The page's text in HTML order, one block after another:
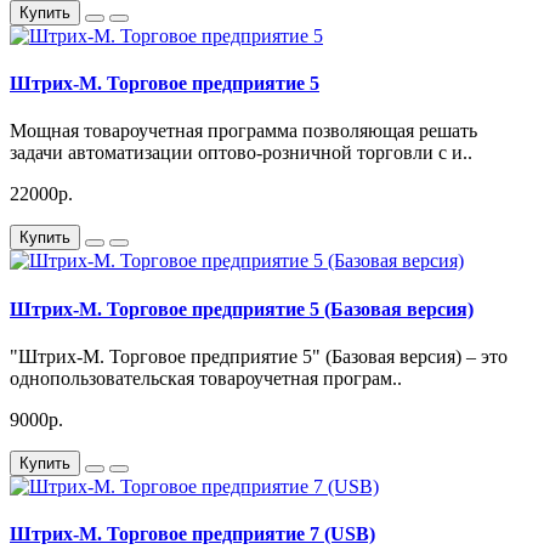
Купить
Штрих-М. Торговое предприятие 5
Мощная товароучетная программа позволяющая решать
задачи автоматизации оптово-розничной торговли с и..
22000р.
Купить
Штрих-М. Торговое предприятие 5 (Базовая версия)
"Штрих-М. Торговое предприятие 5" (Базовая версия) – это
однопользовательская товароучетная програм..
9000р.
Купить
Штрих-М. Торговое предприятие 7 (USB)